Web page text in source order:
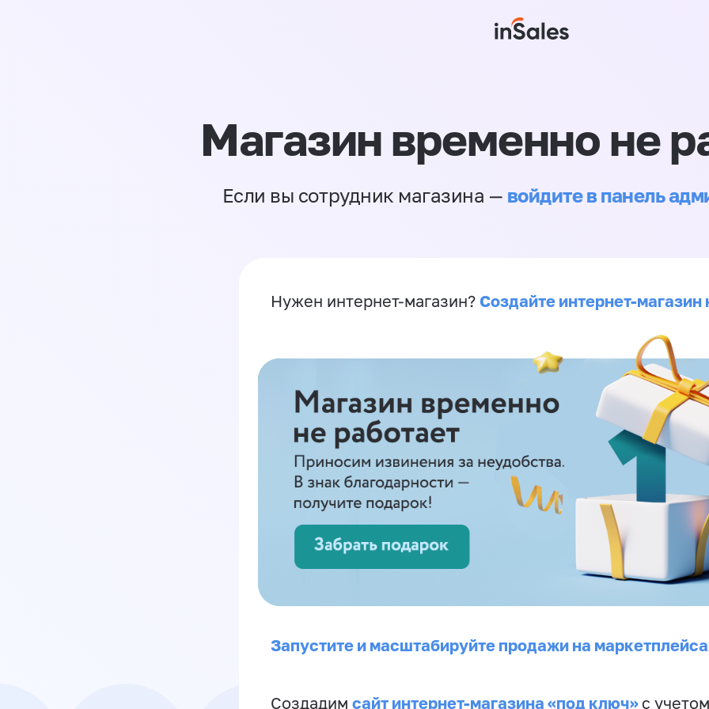
Магазин временно не
Если вы сотрудник магазина — войдите в панель
Нужен интернет-магазин? Создайте интернет-магазин
Запустите и масштабируйте продажи на
Создадим сайт интернет-магазина «под ключ» с учетом